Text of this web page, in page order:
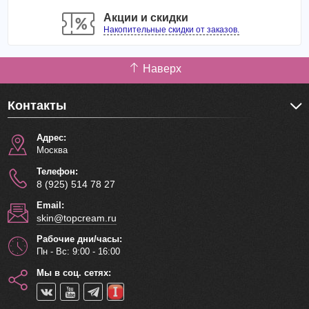
воздействия окружающей среды и минимизирует
вредное воздействие бытовой химии.
01. Clean Cotton – хлопок
02. Floral Musk – мускус
04. Red Plum – слива
Способ применения
течение дня по мере необходимости.
Объём: 30 мл
Акции и скидки
Накопительные скидки от заказов.
Наверх
Контакты
Адрес:
Москва
Телефон:
8 (925) 514 78 27
Email:
skin@topcream.ru
Рабочие дни/часы:
Пн - Вс: 9:00 - 16:00
Мы в соц. сетях: